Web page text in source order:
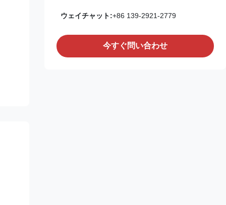
ウェイチャット:+86 139-2921-2779
今すぐ問い合わせ